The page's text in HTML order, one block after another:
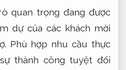
quan trọng đang được
dự của các khách mời
Phù hợp nhu cầu thực
thành công tuyệt đối